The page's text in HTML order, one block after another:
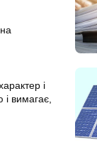
і
вимагає,